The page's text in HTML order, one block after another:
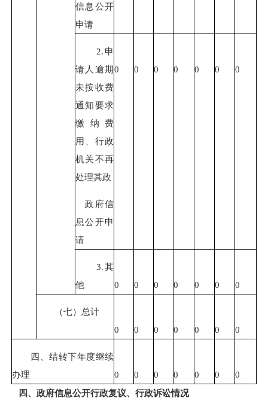
信息公开
申请
2.申
请人逾期
未按收费
通知要求
缴纳费
用、行政
机关不再
处理其政
政府信
息公开申
请
0 0 0 0 0 0 0
3.其
他
0 0 0 0 0 0 0
（七）总计
0
0 0 0 0 0 0
四、结转下年度继续
办理
0 0 0 0 0 0
0
四、政府信息公开行政复议、行政诉讼情况